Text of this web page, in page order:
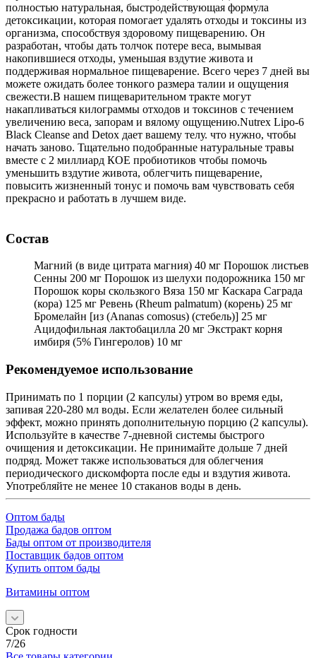
полностью натуральная, быстродействующая формула
детоксикации, которая помогает удалять отходы и токсины из
организма, способствуя здоровому пищеварению. Он
разработан, чтобы дать толчок потере веса, вымывая
накопившиеся отходы, уменьшая вздутие живота и
поддерживая нормальное пищеварение. Всего через 7 дней вы
можете ожидать более тонкого размера талии и ощущения
свежести.В нашем пищеварительном тракте могут
накапливаться килограммы отходов и токсинов с течением
увеличению веса, запорам и вялому ощущению.Nutrex Lipo-6
Black Cleanse and Detox дает вашему телу. что нужно, чтобы
начать заново. Тщательно подобранные натуральные травы
вместе с 2 миллиард КОЕ пробиотиков чтобы помочь
уменьшить вздутие живота, облегчить пищеварение,
повысить жизненный тонус и помочь вам чувствовать себя
прекрасно и работать в лучшем виде.
Состав
Магний (в виде цитрата магния) 40 мг Порошок листьев
Сенны 200 мг Порошок из шелухи подорожника 150 мг
Порошок коры скользкого Вяза 150 мг Каскара Саграда
(кора) 125 мг Ревень (Rheum palmatum) (корень) 25 мг
Бромелайн [из (Ananas comosus) (стебель)] 25 мг
Ацидофильная лактобацилла 20 мг Экстракт корня
имбиря (5% Гингеролов) 10 мг
Рекомендуемое использование
Принимать по 1 порции (2 капсулы) утром во время еды,
запивая 220-280 мл воды. Если желателен более сильный
эффект, можно принять дополнительную порцию (2 капсулы).
Используйте в качестве 7-дневной системы быстрого
очищения и детоксикации. Не принимайте дольше 7 дней
подряд. Может также использоваться для облегчения
периодического дискомфорта после еды и вздутия живота.
Употребляйте не менее 10 стаканов воды в день.
Оптом бады
Продажа бадов оптом
Бады оптом от производителя
Поставщик бадов оптом
Купить оптом бады
Витамины оптом
Срок годности
7/26